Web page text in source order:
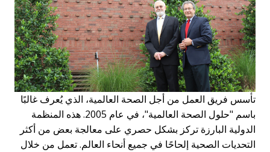
تأسس فريق العمل من أجل الصحة العالمية، الذي يُعرف غالبًا
باسم "حلول الصحة العالمية"، في عام 2005. هذه المنظمة
الدولية البارزة تركز بشكل حصري على معالجة بعض من أكثر
التحديات الصحية إلحاحًا في جميع أنحاء العالم. تعمل من خلال